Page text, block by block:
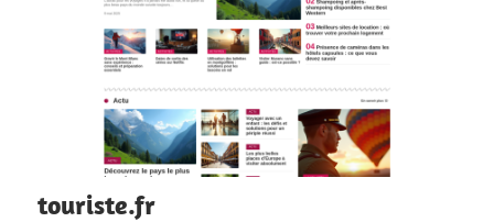
touriste.fr